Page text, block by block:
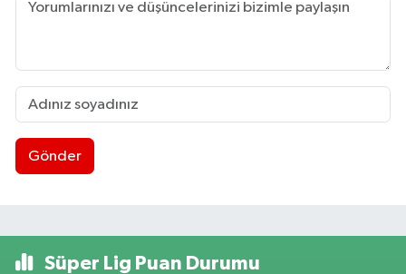
Gönder
Süper Lig Puan Durumu